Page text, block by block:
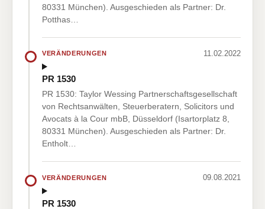
80331 München). Ausgeschieden als Partner: Dr.
Potthas…
VERÄNDERUNGEN 11.02.2022
PR 1530
PR 1530: Taylor Wessing Partnerschaftsgesellschaft
von Rechtsanwälten, Steuerberatern, Solicitors und
Avocats à la Cour mbB, Düsseldorf (Isartorplatz 8,
80331 München). Ausgeschieden als Partner: Dr.
Entholt…
VERÄNDERUNGEN 09.08.2021
PR 1530